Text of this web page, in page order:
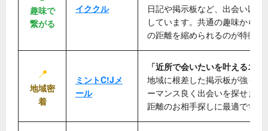
趣味で
繋がる
イククル
日記や掲示板など、出会い以外
しています。共通の趣味から自
の距離を縮められるのが特徴で
📍
地域密
着
ミントC!Jメ
ール
「近所で会いたいを叶えるエ
地域に根差した掲示板が強く、
ーマンス良く出会いを探せます
距離のお相手探しに最適です。